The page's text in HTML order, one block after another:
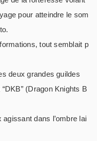
pour atteindre le som
tout semblait p
deux grandes guildes
(Dragon Knights B
dans l’ombre lai